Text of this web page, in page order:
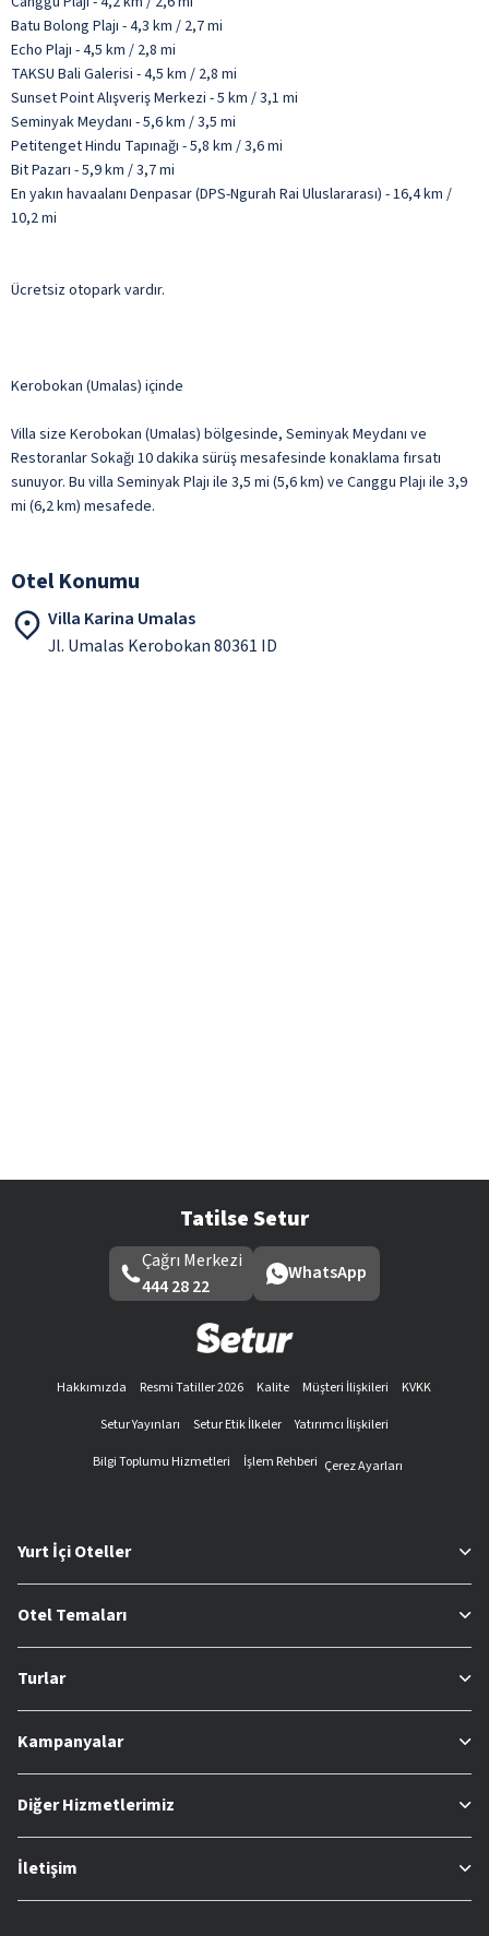
Batu Bolong Plajı - 4,3 km / 2,7 mi
Echo Plajı - 4,5 km / 2,8 mi
TAKSU Bali Galerisi - 4,5 km / 2,8 mi
Sunset Point Alışveriş Merkezi - 5 km / 3,1 mi
Seminyak Meydanı - 5,6 km / 3,5 mi
Petitenget Hindu Tapınağı - 5,8 km / 3,6 mi
Bit Pazarı - 5,9 km / 3,7 mi
En yakın havaalanı Denpasar (DPS-Ngurah Rai Uluslararası) - 16,4 km /
10,2 mi
Ücretsiz otopark vardır.
Kerobokan (Umalas) içinde
Villa size Kerobokan (Umalas) bölgesinde, Seminyak Meydanı ve
Restoranlar Sokağı 10 dakika sürüş mesafesinde konaklama fırsatı
sunuyor. Bu villa Seminyak Plajı ile 3,5 mi (5,6 km) ve Canggu Plajı ile 3,9
mi (6,2 km) mesafede.
Otel Konumu
Villa Karina Umalas
Jl. Umalas Kerobokan 80361 ID
Tatilse Setur
Çağrı Merkezi
444 28 22
WhatsApp
Hakkımızda Resmi Tatiller 2026 Kalite Müşteri İlişkileri
KVKK
Setur Yayınları
Setur Etik İlkeler
Yatırımcı İlişkileri
Bilgi Toplumu Hizmetleri
İşlem Rehberi Çerez Ayarları
Yurt İçi Oteller
Otel Temaları
Turlar
Kampanyalar
Diğer Hizmetlerimiz
İletişim